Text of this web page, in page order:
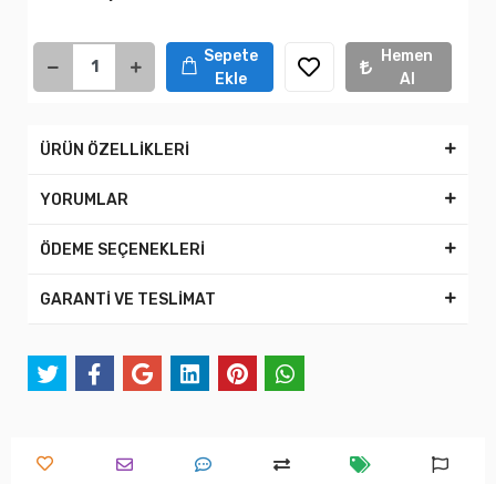
Sepete
Ekle
Hemen
Al
ÜRÜN ÖZELLİKLERİ
YORUMLAR
ÖDEME SEÇENEKLERİ
GARANTİ VE TESLİMAT